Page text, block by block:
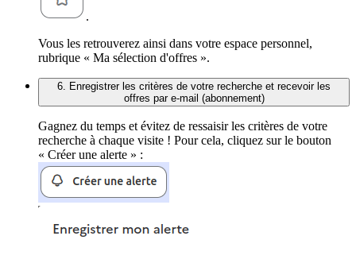
.
Vous les retrouverez ainsi dans votre espace personnel,
rubrique « Ma sélection d'offres ».
6. Enregistrer les critères de votre recherche et recevoir les
offres par e-mail (abonnement)
Gagnez du temps et évitez de ressaisir les critères de votre
recherche à chaque visite ! Pour cela, cliquez sur le bouton
« Créer une alerte » :